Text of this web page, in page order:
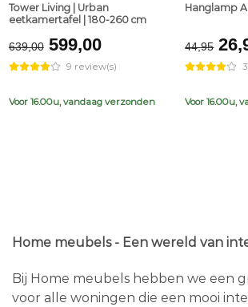
Tower Living | Urban
eetkamertafel | 180-260 cm
639,00 Original
price
was:
€639,00.
599,00Current
price
is:
€599,00.
9 review(s)
Voor 16.00u, vandaag verzonden
Hanglamp
44,95
was:
Voor 16.00u,
Home meubels - Een wereld van
Bij Home meubels hebben we een
voor alle woningen die een mooi